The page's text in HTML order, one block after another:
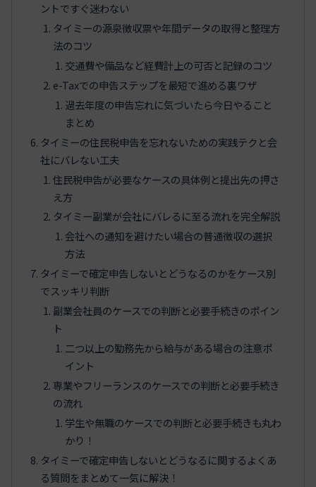
ントですぐ迷わない
タイミーの源泉徴収票や年間データの取得と整理方
法のコツ
交通費や備品など経費計上の可否と記録のコツ
e-Taxでの申告ステップを最短で進める裏ワザ
過去年度の申告忘れに気づいたら今日やること
まとめ
タイミーの住民税申告を忘れないための実践テクと会
社にバレない工夫
住民税申告が必要なケースの具体例と提出先の押さ
え方
タイミー副業が会社にバレるに至る流れを完全解説
会社への通知を避けたい場合の普通徴収の選択
方法
タイミーで確定申告しないとどうなるのかをケース別
でスッキリ判断
副業会社員のケースでの判断と必要手続きのポイン
ト
二つ以上の勤務先から給与がある場合の注意ポ
イント
専業やフリーランスのケースでの判断と必要手続き
の流れ
学生や無職のケースでの判断と必要手続きも丸わ
かり！
タイミーで確定申告しないとどうなるに関するよくあ
る質問をまとめて一気に解決！